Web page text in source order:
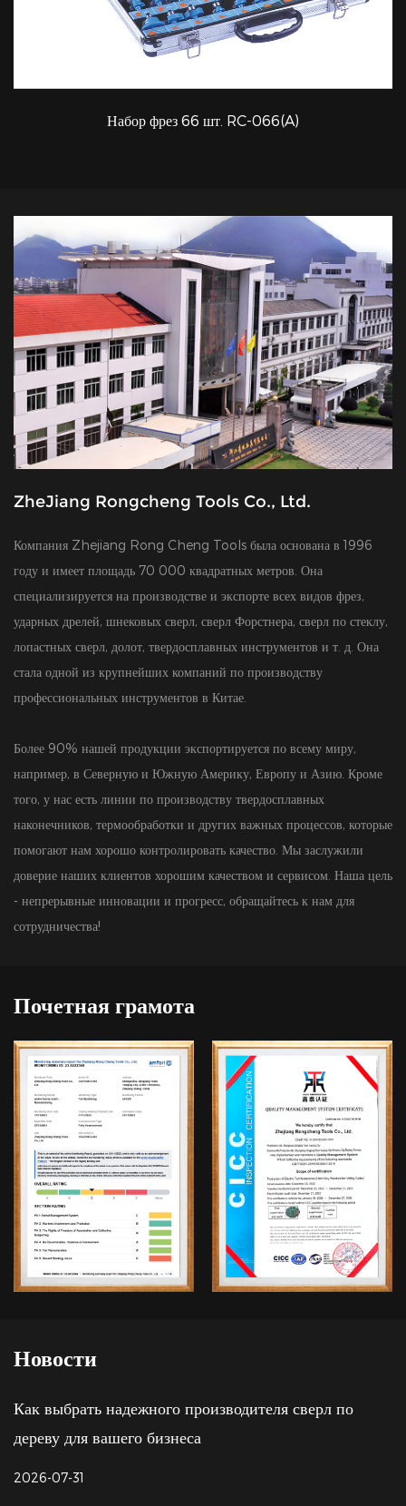
БЫСТРЫЙ ПРОСМОТР
Набор фрез 66 шт. RC-066(A)
ZheJiang Rongcheng Tools Co., Ltd.
Компания Zhejiang Rong Cheng Tools была основана в 1996
году и имеет площадь 70 000 квадратных метров. Она
специализируется на производстве и экспорте всех видов фрез,
ударных дрелей, шнековых сверл, сверл Форстнера, сверл по стеклу,
лопастных сверл, долот, твердосплавных инструментов и т. д. Она
стала одной из крупнейших компаний по производству
профессиональных инструментов в Китае.
Более 90% нашей продукции экспортируется по всему миру,
например, в Северную и Южную Америку, Европу и Азию. Кроме
того, у нас есть линии по производству твердосплавных
наконечников, термообработки и других важных процессов, которые
помогают нам хорошо контролировать качество. Мы заслужили
доверие наших клиентов хорошим качеством и сервисом. Наша цель
- непрерывные инновации и прогресс, обращайтесь к нам для
сотрудничества!
Почетная грамота
Новости
производителя сверл по
Сравнение цен на